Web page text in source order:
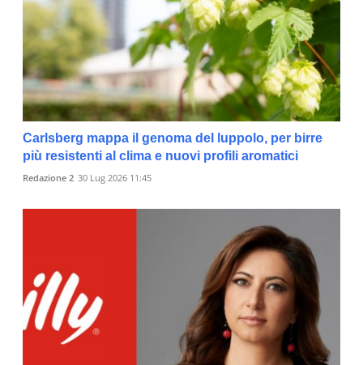
Carlsberg mappa il genoma del luppolo, per birre
più resistenti al clima e nuovi profili aromatici
Redazione 2 30 Lug 2026 11:45